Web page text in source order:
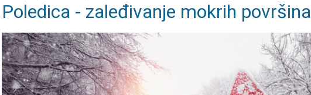
Poledica - zaleđivanje mokrih površina